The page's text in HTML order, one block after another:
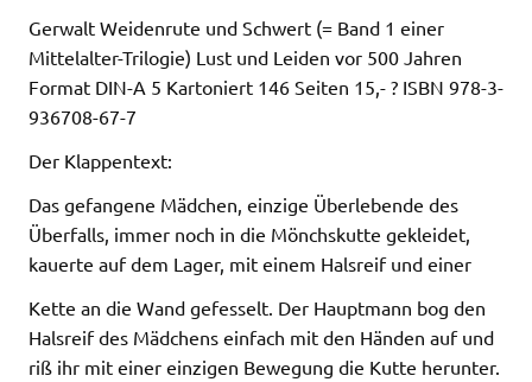
Gerwalt Weidenrute und Schwert (= Band 1 einer
Mittelalter-Trilogie) Lust und Leiden vor 500 Jahren
Format DIN-A 5 Kartoniert 146 Seiten 15,- ? ISBN 978-3-
936708-67-7
Der Klappentext:
Das gefangene Mädchen, einzige Überlebende des
Überfalls, immer noch in die Mönchskutte gekleidet,
kauerte auf dem Lager, mit einem Halsreif und einer
Kette an die Wand gefesselt. Der Hauptmann bog den
Halsreif des Mädchens einfach mit den Händen auf und
riß ihr mit einer einzigen Bewegung die Kutte herunter.